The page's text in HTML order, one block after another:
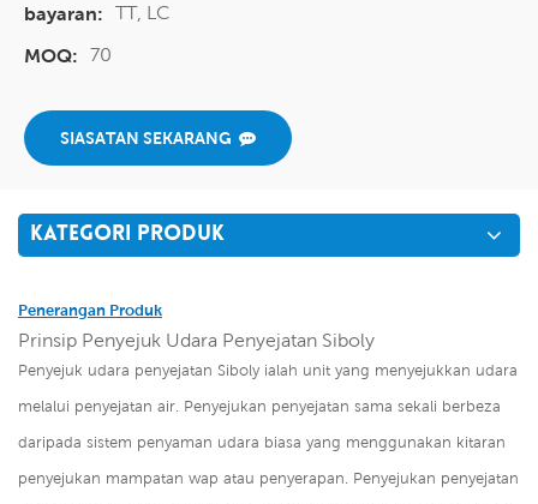
bayaran: TT, LC
MOQ: 70
SIASATAN SEKARANG
KATEGORI PRODUK
Penerangan Produk
Prinsip Penyejuk Udara Penyejatan Siboly
Penyejuk udara penyejatan Siboly ialah unit yang menyejukkan udara
melalui penyejatan air. Penyejukan penyejatan sama sekali berbeza
daripada sistem penyaman udara biasa yang menggunakan kitaran
penyejukan mampatan wap atau penyerapan. Penyejukan penyejatan